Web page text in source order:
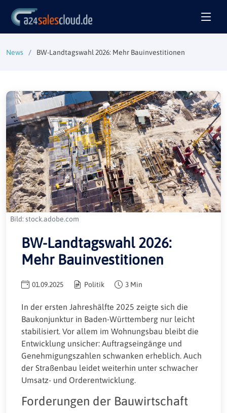
News BW-Landtagswahl 2026: Mehr Bauinvestitionen
Bild: stock.adobe.com
BW-Landtagswahl 2026:
Mehr Bauinvestitionen
01.09.2025 Politik 3 Min
In der ersten Jahreshälfte 2025 zeigte sich die
Baukonjunktur in Baden-Württemberg nur leicht
stabilisiert. Vor allem im Wohnungsbau bleibt die
Entwicklung unsicher: Auftragseingänge und
Genehmigungszahlen schwanken erheblich. Auch
der Straßenbau leidet weiterhin unter schwacher
Umsatz- und Orderentwicklung.
Forderungen der Bauwirtschaft